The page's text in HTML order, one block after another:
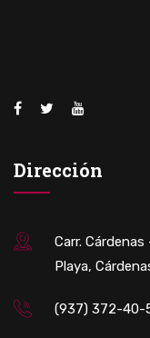
Dirección
Carr.
Playa,
(937) 372-40-